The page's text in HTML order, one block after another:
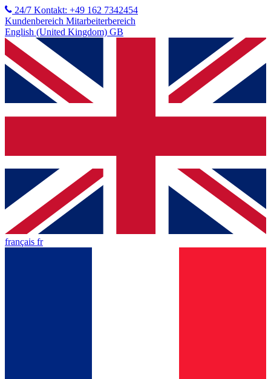
24/7 Kontakt: +49 162 7342454
Kundenbereich Mitarbeiterbereich
English (United Kingdom) GB
français fr